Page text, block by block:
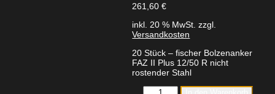
261,60€
inkl. 20 % MwSt. zzgl.
Versandkosten
20 Stück – fischer Bolzenanker
FAZ II Plus 12/50 R nicht
rostender Stahl
fischer